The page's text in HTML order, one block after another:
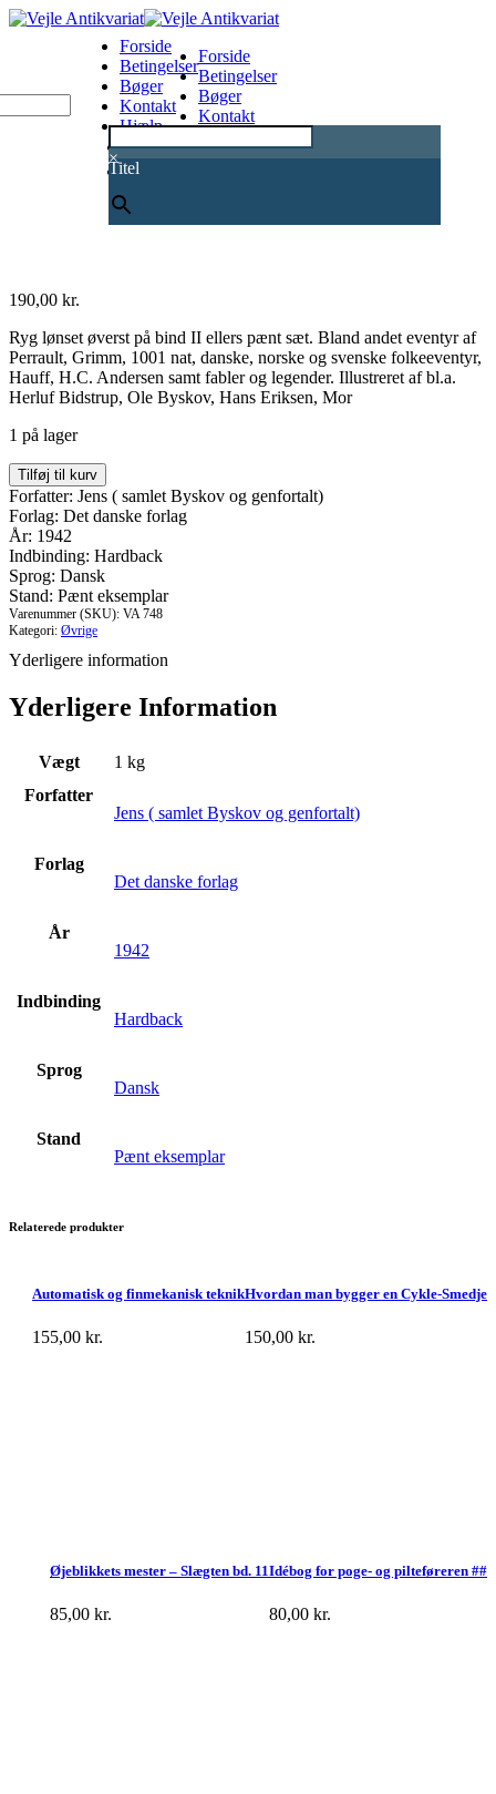
×
Titel
Forside
Betingelser
Bøger
Kontakt
Hjælp
0
Forside
Betingelser
Bøger
Kontakt
190,00 kr.
Ryg lønset øverst på bind II ellers pænt sæt. Bland andet eventyr af
Perrault, Grimm, 1001 nat, danske, norske og svenske folkeeventyr,
Hauff, H.C. Andersen samt fabler og legender. Illustreret af bl.a.
Herluf Bidstrup, Ole Byskov, Hans Eriksen, Mor
1 på lager
Fra
eventyrets
verden.
Eventyr,
fabler
og
legender.
Bind
I
-
IV
Tilføj til kurv
Forfatter: Jens ( samlet Byskov og genfortalt)
Forlag: Det danske forlag
År: 1942
Indbinding: Hardback
Sprog: Dansk
Stand: Pænt eksemplar
Varenummer (SKU): VA 748
Kategori: Øvrige
Yderligere information
Yderligere Information
Vægt
1 kg
Forfatter
Jens ( samlet Byskov og genfortalt)
Forlag
Det danske forlag
År
1942
Indbinding
Hardback
Sprog
Dansk
Stand
Pænt eksemplar
Relaterede produkter
Hvordan man bygger en Cykle-Smedje
150,00 kr.
Automatisk og finmekanisk teknik
155,00 kr.
Idébog for poge- og pilteføreren ##
80,00 kr.
Øjeblikkets mester – Slægten bd. 11
85,00 kr.